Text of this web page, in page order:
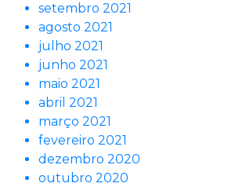
setembro 2021
agosto 2021
julho 2021
junho 2021
maio 2021
abril 2021
março 2021
fevereiro 2021
dezembro 2020
outubro 2020